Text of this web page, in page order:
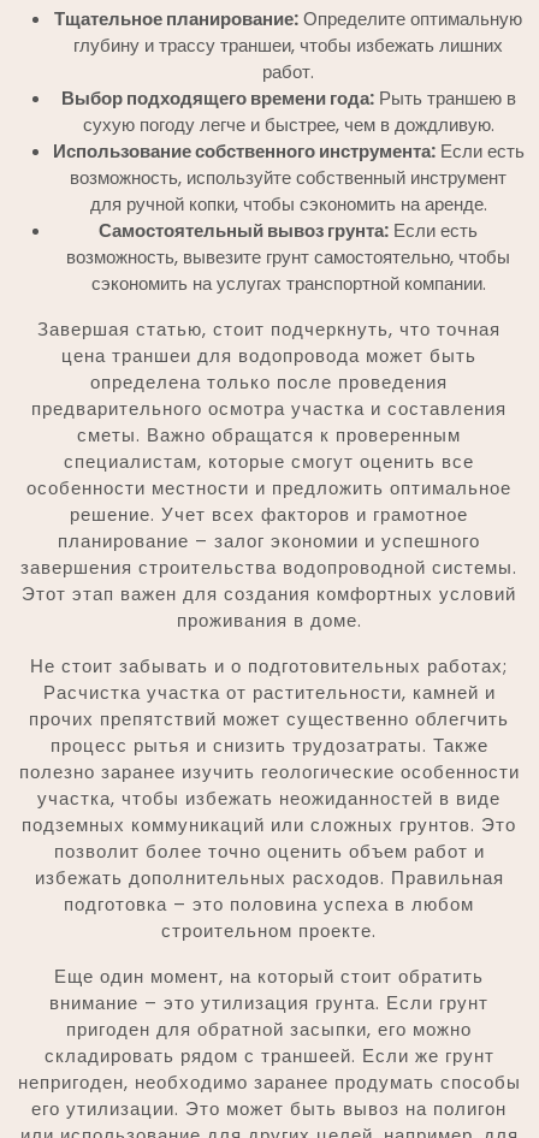
Тщательное планирование:Определите оптимальную
глубину и трассу траншеи, чтобы избежать лишних
работ.
Выбор подходящего времени года: Рыть траншею в
сухую погоду легче и быстрее, чем в дождливую.
Использование собственного инструмента: Если есть
возможность, используйте собственный инструмент
для ручной копки, чтобы сэкономить на аренде.
Самостоятельный вывоз грунта: Если есть
возможность, вывезите грунт самостоятельно, чтобы
сэкономить на услугах транспортной компании.
Завершая статью, стоит подчеркнуть, что точная
цена траншеи для водопровода может быть
определена только после проведения
предварительного осмотра участка и составления
сметы. Важно обращатся к проверенным
специалистам, которые смогут оценить все
особенности местности и предложить оптимальное
решение. Учет всех факторов и грамотное
планирование – залог экономии и успешного
завершения строительства водопроводной системы.
Этот этап важен для создания комфортных условий
проживания в доме.
Не стоит забывать и о подготовительных работах;
Расчистка участка от растительности, камней и
прочих препятствий может существенно облегчить
процесс рытья и снизить трудозатраты. Также
полезно заранее изучить геологические особенности
участка, чтобы избежать неожиданностей в виде
подземных коммуникаций или сложных грунтов. Это
позволит более точно оценить объем работ и
избежать дополнительных расходов. Правильная
подготовка – это половина успеха в любом
строительном проекте.
Еще один момент, на который стоит обратить
внимание – это утилизация грунта. Если грунт
пригоден для обратной засыпки, его можно
складировать рядом с траншеей. Если же грунт
непригоден, необходимо заранее продумать способы
его утилизации. Это может быть вывоз на полигон